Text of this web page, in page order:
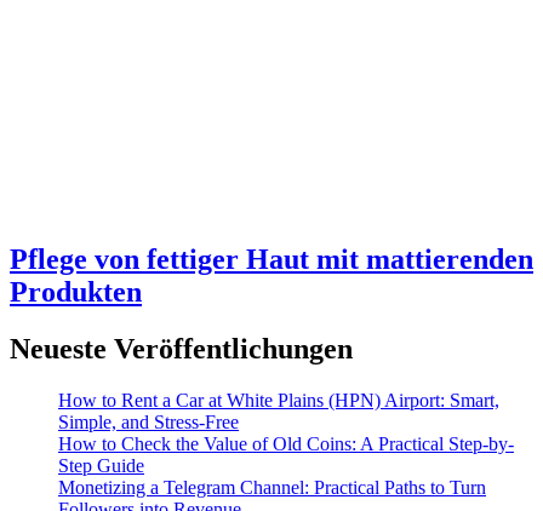
Pflege von fettiger Haut mit mattierenden
Produkten
Neueste Veröffentlichungen
How to Rent a Car at White Plains (HPN) Airport: Smart,
Simple, and Stress-Free
How to Check the Value of Old Coins: A Practical Step-by-
Step Guide
Monetizing a Telegram Channel: Practical Paths to Turn